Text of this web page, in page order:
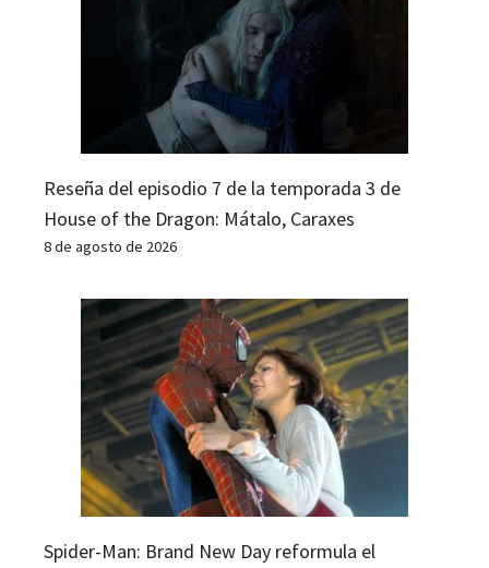
Reseña del episodio 7 de la temporada 3 de
House of the Dragon: Mátalo, Caraxes
8 de agosto de 2026
Spider-Man: Brand New Day reformula el